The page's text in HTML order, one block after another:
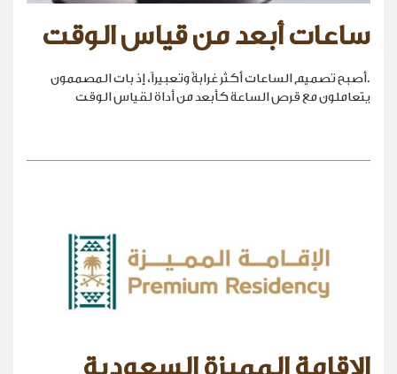
ساعات أبعد من قياس الوقت
.أصبح تصميم الساعات أكثر غرابةً وتعبيراً، إذ بات المصممون
يتعاملون مع قرص الساعة كأبعد من أداة لقياس الوقت
الإقامة المميزة السعودية